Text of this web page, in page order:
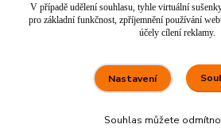
Vytvořeno na Eshop-
V případě udělení souhlasu, tyhle virtuální
pro základní funkčnost, zpříjemnění používání
účely cílení reklamy.
Nastavení
Souhlas můžete 5. srpna